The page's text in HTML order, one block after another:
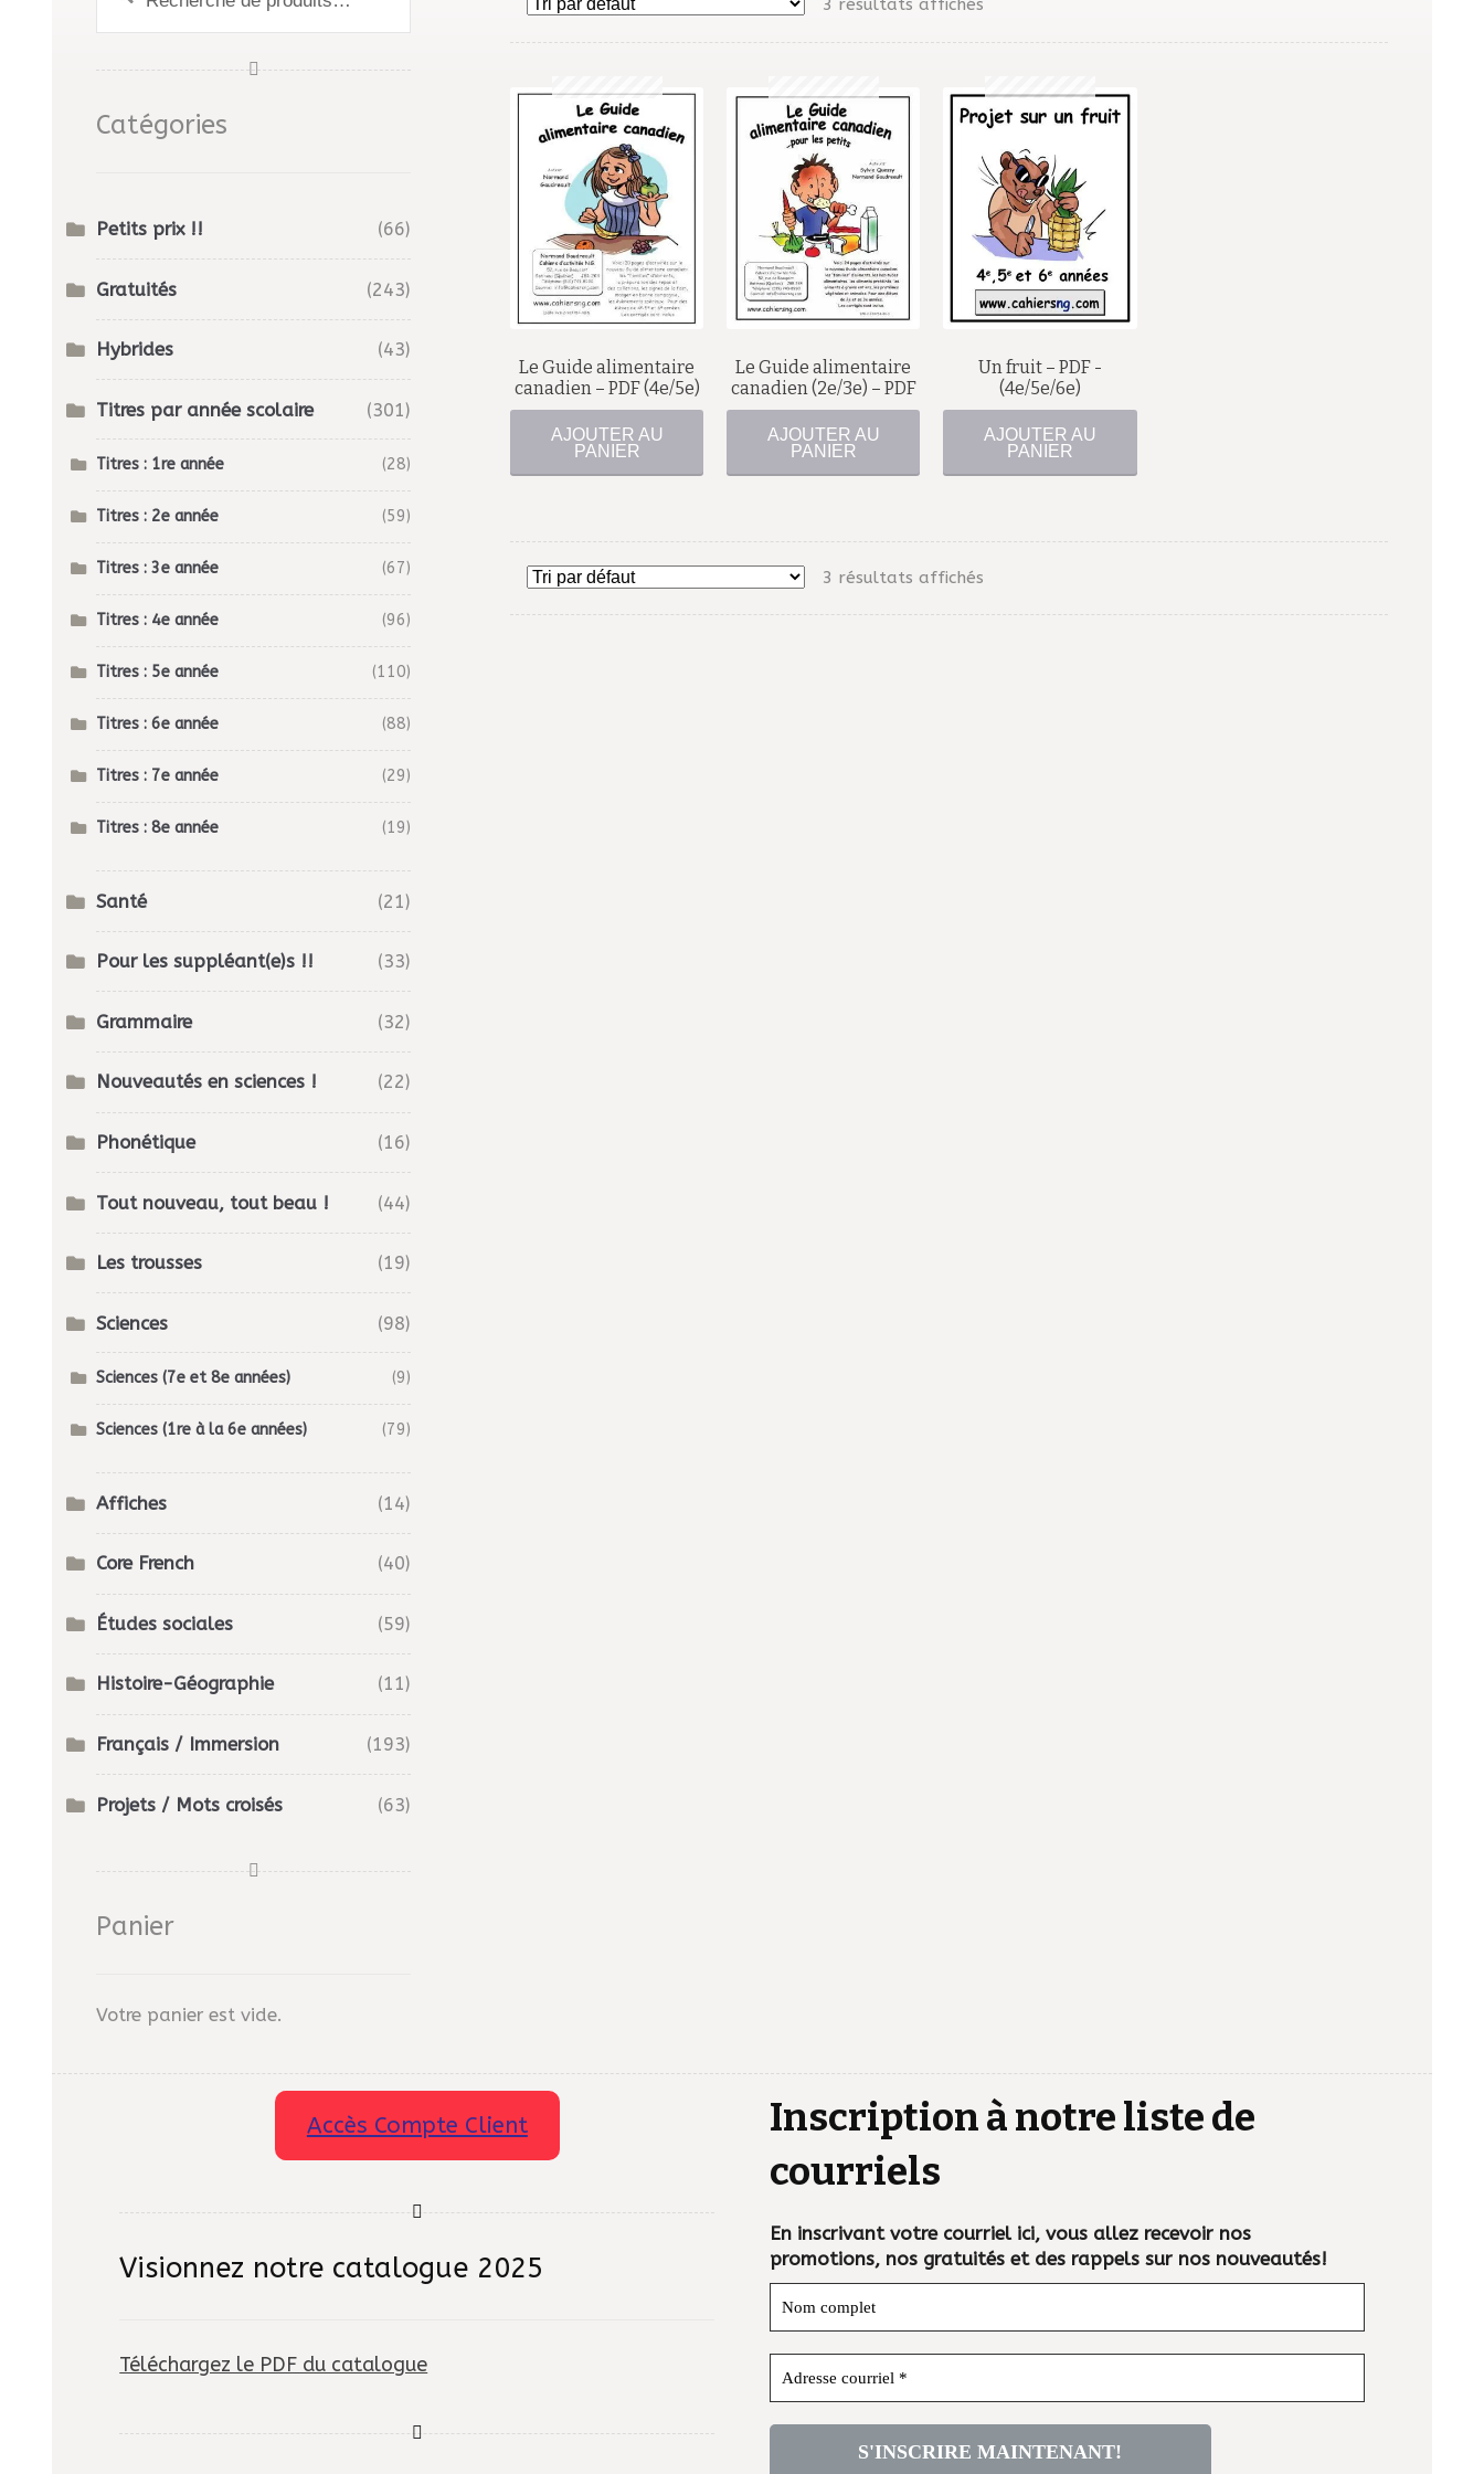
3 résultats affichés
Le Guide alimentaire
canadien – PDF (4e/5e)
AJOUTER AU
PANIER
Le Guide alimentaire
canadien (2e/3e) – PDF
AJOUTER AU
PANIER
Un fruit – PDF -
(4e/5e/6e)
AJOUTER AU
PANIER
3 résultats affichés
pour :
Catégories
Petits prix !! (66)
Gratuités (243)
Hybrides (43)
Titres par année scolaire (301)
Titres : 1re année (28)
Titres : 2e année (59)
Titres : 3e année (67)
Titres : 4e année (96)
Titres : 5e année (110)
Titres : 6e année (88)
Titres : 7e année (29)
Titres : 8e année (19)
Santé (21)
Pour les suppléant(e)s !! (33)
Grammaire (32)
Nouveautés en sciences ! (22)
Phonétique (16)
Tout nouveau, tout beau ! (44)
Les trousses (19)
Sciences (98)
Sciences (7e et 8e années) (9)
Sciences (1re à la 6e années) (79)
Affiches (14)
Core French (40)
Études sociales (59)
Histoire-Géographie (11)
Français / Immersion (193)
Projets / Mots croisés (63)
Panier
Votre panier est vide.
Accès Compte Client
Visionnez notre catalogue 2025
Téléchargez le PDF du catalogue
Inscription à notre liste de
courriels
En inscrivant votre courriel ici, vous allez recevoir nos
promotions, nos gratuités et des rappels sur nos nouveautés!